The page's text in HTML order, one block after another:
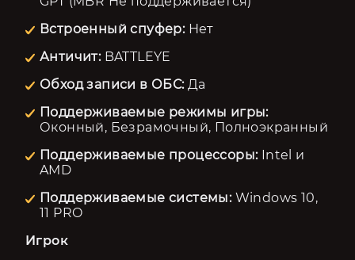
Встроенный спуфер:Нет
Античит: BATTLEYE
Обход записи в ОБС:Да
Поддерживаемые режимы игры:
Оконный, Безрамочный, Полноэкранный
Поддерживаемые процессоры:Intel и
AMD
Поддерживаемые системы: Windows 10,
11 PRO
Игрок